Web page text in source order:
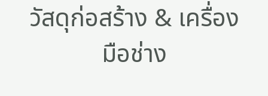
วัสดุก่อสร้าง & เครื่อง
มือช่าง